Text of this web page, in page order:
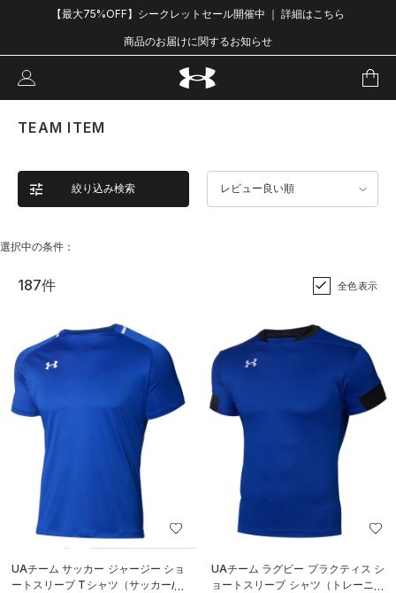
【最大75%OFF】シークレットセール開催中 ｜ 詳細はこちら
商品のお届けに関するお知らせ
TEAM ITEM
絞り込み検索 レビュー良い順
選択中の条件：
187件 全色表示
UAチーム サッカー ジャージー ショ
ートスリーブ Tシャツ（サッカー/M
UAチーム ラグビー プラクティス シ
ョートスリーブ シャツ（トレーニン